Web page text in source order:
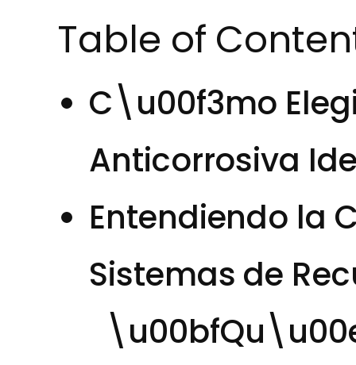
Table of
C\u00f3mo
Anticorrosiva
Entendiendo la
Sistemas de